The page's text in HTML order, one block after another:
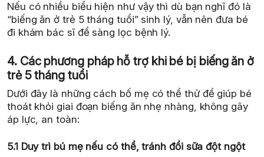
Nếu có nhiều biểu hiện như vậy thì dù bạn nghĩ đó là
“biếng ăn ở trẻ 5 tháng tuổi” sinh lý, vẫn nên đưa bé
đi khám bác sĩ để sàng lọc bệnh lý.
4. Các phương pháp hỗ trợ khi bé bị biếng ăn ở
trẻ 5 tháng tuổi
Dưới đây là những cách bố mẹ có thể thử để giúp bé
thoát khỏi giai đoạn biếng ăn nhẹ nhàng, không gây
áp lực, an toàn:
5.1 Duy trì bú mẹ nếu có thể, tránh đổi sữa đột ngột